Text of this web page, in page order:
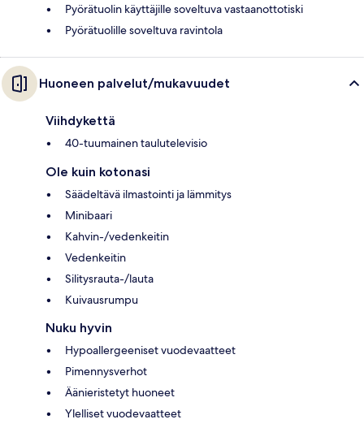
Pyörätuolin käyttäjille soveltuva vastaanottotiski
Pyörätuolille soveltuva ravintola
Huoneen palvelut/mukavuudet
Viihdykettä
40-tuumainen taulutelevisio
Ole kuin kotonasi
Säädeltävä ilmastointi ja lämmitys
Minibaari
Kahvin-/vedenkeitin
Vedenkeitin
Silitysrauta-/lauta
Kuivausrumpu
Nuku hyvin
Hypoallergeeniset vuodevaatteet
Pimennysverhot
Äänieristetyt huoneet
Ylelliset vuodevaatteet